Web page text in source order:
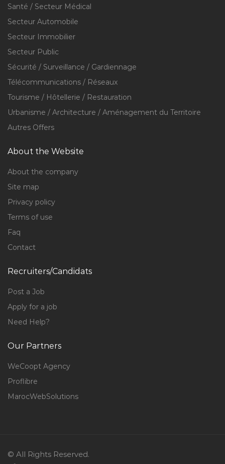
Santé / Secteur Médical
Secteur Automobile
Secteur Immobilier
Secteur Public
Sécurité / Surveillance / Gardiennage
Télécommunications / Réseaux
Tourisme / Hôtellerie / Restauration
Urbanisme / Architecture / Aménagement du Territoire
Autres Offers
About the Website
About the company
Site map
Privacy policy
Terms of use
Faq
Contact
Recruiters/Candidats
Post a Job
Apply for a job
Need Help?
Our Partners
WeCoopt Agency
Proflibre
MarocWebSolutions
© All Rights Reserved.